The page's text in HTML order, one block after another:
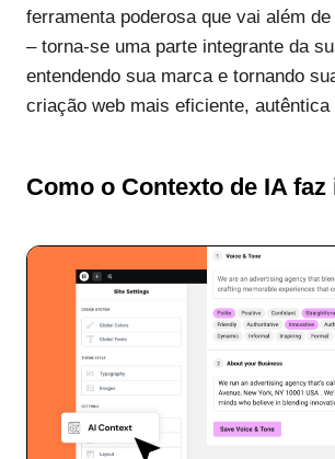
ferramenta poderosa que vai além
– torna-se uma parte integrante da
entendendo sua marca e tornando
criação web mais eficiente, autêntica
Como o Contexto de IA faz